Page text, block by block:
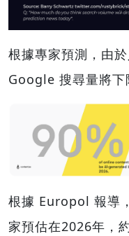
根據專家預測，由
Google 搜尋量將下
根據 Europol 報導
家預估在2026年，